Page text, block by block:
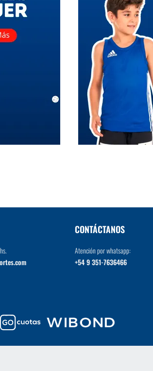
CONTÁCTANOS
Atención por whatsapp:
+54 9 351-7636466